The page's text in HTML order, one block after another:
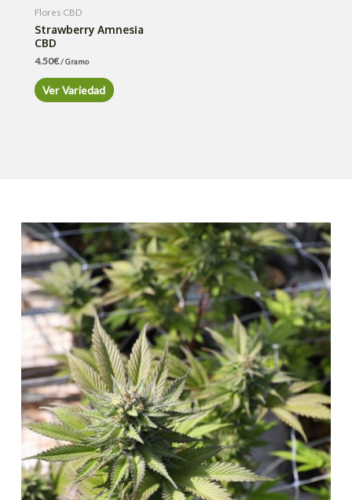
Flores CBD
Strawberry Amnesia
CBD
4.50€/ Gramo
Ver Variedad